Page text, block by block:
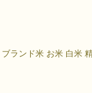
ランド米 お米 白米